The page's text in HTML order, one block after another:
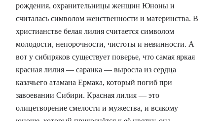
рождения, охранительницы женщин Юноны и
считалась символом женственности и материнства. В
христианстве белая лилия считается символом
молодости, непорочности, чистоты и невинности. А
вот у сибиряков существует поверье, что самая яркая
красная лилия — саранка — выросла из сердца
казачьего атамана Ермака, который погиб при
завоевании Сибири. Красная лилия — это
олицетворение смелости и мужества, и всякому